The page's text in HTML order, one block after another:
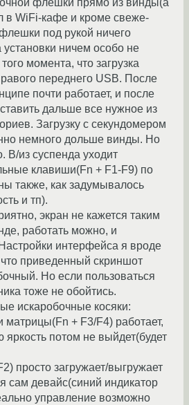
флешки прямо из винды(а
в WiFi-кафе и кроме свеже-
под рукой ничего
ничем особо не
момента, что загрузка
переднего USB. После
почти работает, и после
дальше все нужное из
Загрузку с секундомером
немного дольше винды. Но
В/из суспенда уходит
клавиши(Fn + F1-F9) по
также, как задумывалось
и тп).
экран не кажется таким
работать можно, и
интерфейса я вроде
приведенный скриншот
Но если пользоваться
тоже не обойтись.
искаробочные косяки:
матрицы(Fn + F3/F4) работает,
яркость потом не выйдет(будет
просто загружает/выгружает
сам девайс(синий индикатор
управление возможно